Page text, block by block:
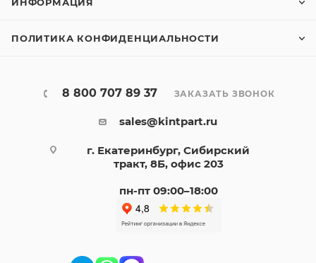
ПОЛИТИКА КОНФИДЕНЦИАЛЬНОСТИ
8 800 707 89 37 ЗАКАЗАТЬ ЗВОНОК
sales@kintpart.ru
г. Екатеринбург, Сибирский
тракт, 8Б, офис 203
пн-пт 09:00–18:00